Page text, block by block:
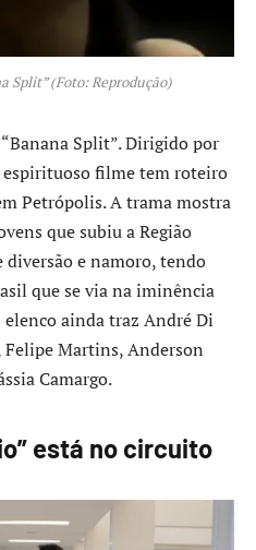
Split” (Foto: Reprodução)
Split”. Dirigido por
espirituoso filme tem roteiro
Petrópolis. A trama mostra
que subiu a Região
diversão e namoro, tendo
que se via na iminência
ainda traz André Di
Felipe Martins, Anderson
Camargo.
está no circuito